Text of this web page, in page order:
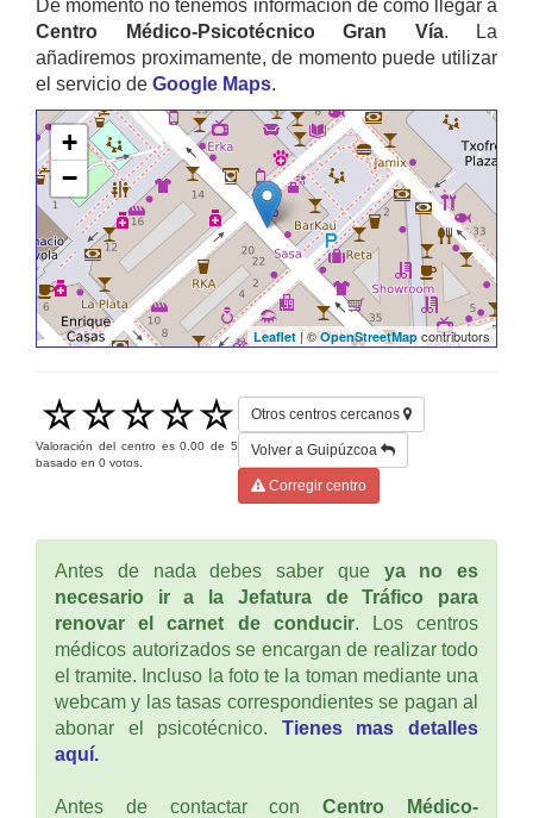
De momento no tenemos información de cómo llegar a
Centro Médico-Psicotécnico Gran Vía. La
añadiremos proximamente, de momento puede utilizar
el servicio de Google Maps.
+
−
Leaflet | ©OpenStreetMap contributors
Valoración del centro es0.00 de5
basado en 0 votos.
Otros centros cercanos
Volver a Guipúzcoa
Corregir centro
Antes de nada debes saber que ya no es
necesario ir a la Jefatura de Tráfico para
renovar el carnet de conducir. Los centros
médicos autorizados se encargan de realizar todo
el tramite. Incluso la foto te la toman mediante una
webcam y las tasas correspondientes se pagan al
abonar el psicotécnico. Tienes mas detalles
aquí.
Antes de contactar conCentro Médico-